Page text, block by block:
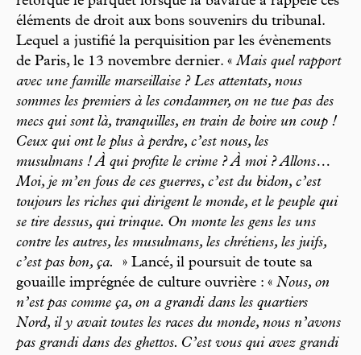
éléments de droit aux bons souvenirs du tribunal.
Lequel a justifié la perquisition par les évènements
de Paris, le 13 novembre dernier. «Mais quel rapport
avec une famille marseillaise ? Les attentats, nous
sommes les premiers à les condamner, on ne tue pas des
mecs qui sont là, tranquilles, en train de boire un coup !
Ceux qui ont le plus à perdre, c’est nous, les
musulmans ! À qui profite le crime ? À moi ? Allons…
Moi, je m’en fous de ces guerres, c’est du bidon, c’est
toujours les riches qui dirigent le monde, et le peuple qui
se tire dessus, qui trinque. On monte les gens les uns
contre les autres, les musulmans, les chrétiens, les juifs,
c’est pas bon, ça.
» Lancé, il poursuit de toute sa
gouaille imprégnée de culture ouvrière : « Nous, on
n’est pas comme ça, on a grandi dans les quartiers
Nord, il y avait toutes les races du monde, nous n’avons
pas grandi dans des ghettos. C’est vous qui avez grandi